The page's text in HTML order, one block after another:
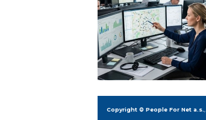
Copyright © People For Net a.s.